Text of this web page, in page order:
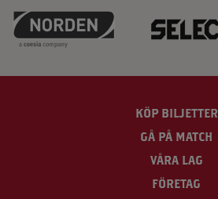
KÖP BILJETTER
GÅ PÅ MATCH
VÅRA LAG
FÖRETAG